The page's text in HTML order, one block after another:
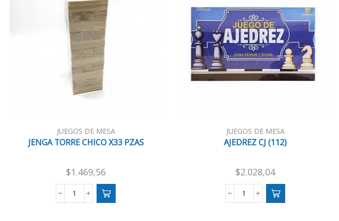
JUEGOS DE MESA
JENGA TORRE CHICO X33 PZAS
$1.469,56
JENGA
JUEGOS DE MESA
AJEDREZ CJ (112)
$2.028,04
AJEDREZ